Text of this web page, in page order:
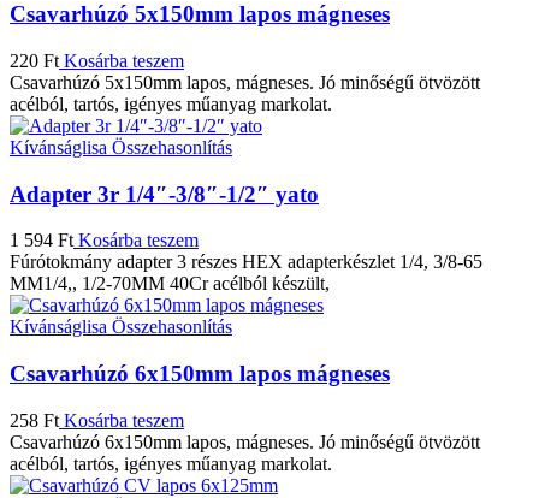
Csavarhúzó 5x150mm lapos mágneses
220 Ft Kosárba teszem
Csavarhúzó 5x150mm lapos, mágneses. Jó minőségű ötvözött
acélból, tartós, igényes műanyag markolat.
Kívánságlisa Összehasonlítás
Adapter 3r 1/4″-3/8″-1/2″ yato
1 594 Ft Kosárba teszem
Fúrótokmány adapter 3 részes HEX adapterkészlet 1/4, 3/8-65
MM1/4,, 1/2-70MM 40Cr acélból készült,
Kívánságlisa Összehasonlítás
Csavarhúzó 6x150mm lapos mágneses
258 Ft Kosárba teszem
Csavarhúzó 6x150mm lapos, mágneses. Jó minőségű ötvözött
acélból, tartós, igényes műanyag markolat.